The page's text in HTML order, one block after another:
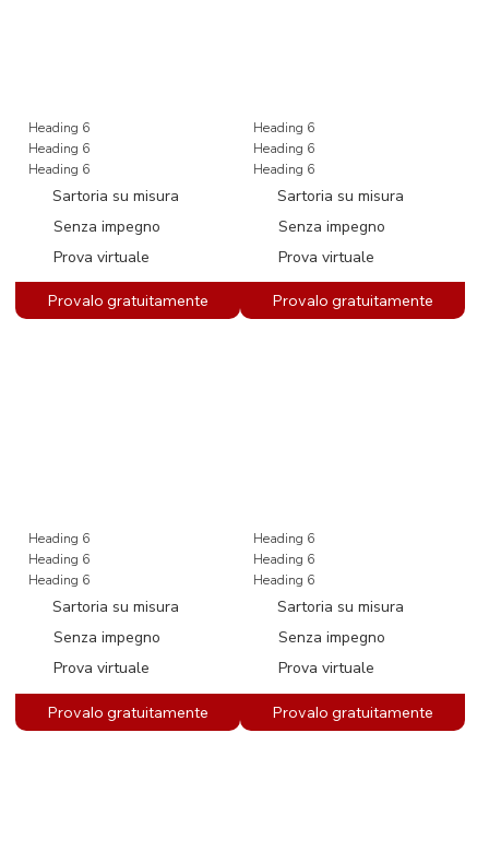
Heading 6
Heading 6
Heading 6
Sartoria su misura
Senza impegno
Prova virtuale
Heading 6
Heading 6
Heading 6
Sartoria su misura
Senza impegno
Prova virtuale
Heading 6
Heading 6
Heading 6
Sartoria su misura
Senza impegno
Prova virtuale
Heading 6
Heading 6
Heading 6
Sartoria su misura
Senza impegno
Prova virtuale